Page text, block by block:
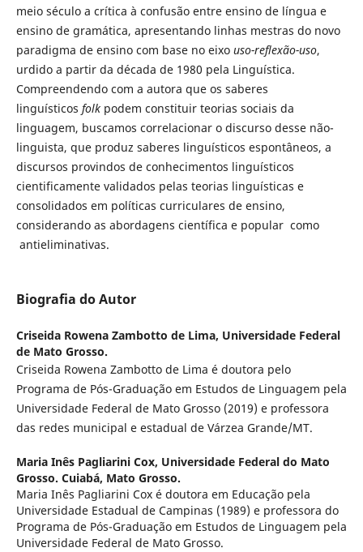
meio século a crítica à confusão entre ensino de língua e
ensino de gramática, apresentando linhas mestras do novo
paradigma de ensino com base no eixo uso-reflexão-uso,
urdido a partir da década de 1980 pela Linguística.
Compreendendo com a autora que os saberes
linguísticos folk podem constituir teorias sociais da
linguagem, buscamos correlacionar o discurso desse não-
linguista, que produz saberes linguísticos espontâneos, a
discursos provindos de conhecimentos linguísticos
cientificamente validados pelas teorias linguísticas e
consolidados em políticas curriculares de ensino,
considerando as abordagens científica e popular como
antieliminativas.
Biografia do Autor
Criseida Rowena Zambotto de Lima, Universidade Federal
de Mato Grosso.
Criseida Rowena Zambotto de Lima é doutora pelo
Programa de Pós-Graduação em Estudos de Linguagem pela
Universidade Federal de Mato Grosso (2019) e professora
das redes municipal e estadual de Várzea Grande/MT.
Maria Inês Pagliarini Cox, Universidade Federal do Mato
Grosso. Cuiabá, Mato Grosso.
Maria Inês Pagliarini Cox é doutora em Educação pela
Universidade Estadual de Campinas (1989) e professora do
Programa de Pós-Graduação em Estudos de Linguagem pela
Universidade Federal de Mato Grosso.